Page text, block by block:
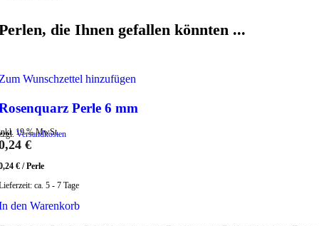
die Ihnen gefallen könnten ...
Wunschzettel hinzufügen
Perle 6 mm
19 % MwSt.
Versandkosten
€
€ /Perle
ca. 5 - 7 Tage
den Warenkorb